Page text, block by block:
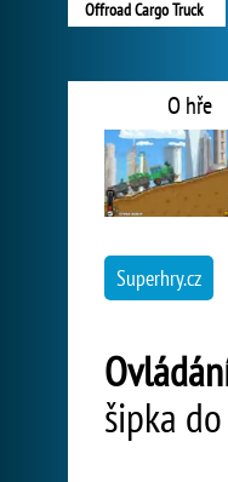
Offroad Cargo Truck
O hře
Superhry.cz
šipka